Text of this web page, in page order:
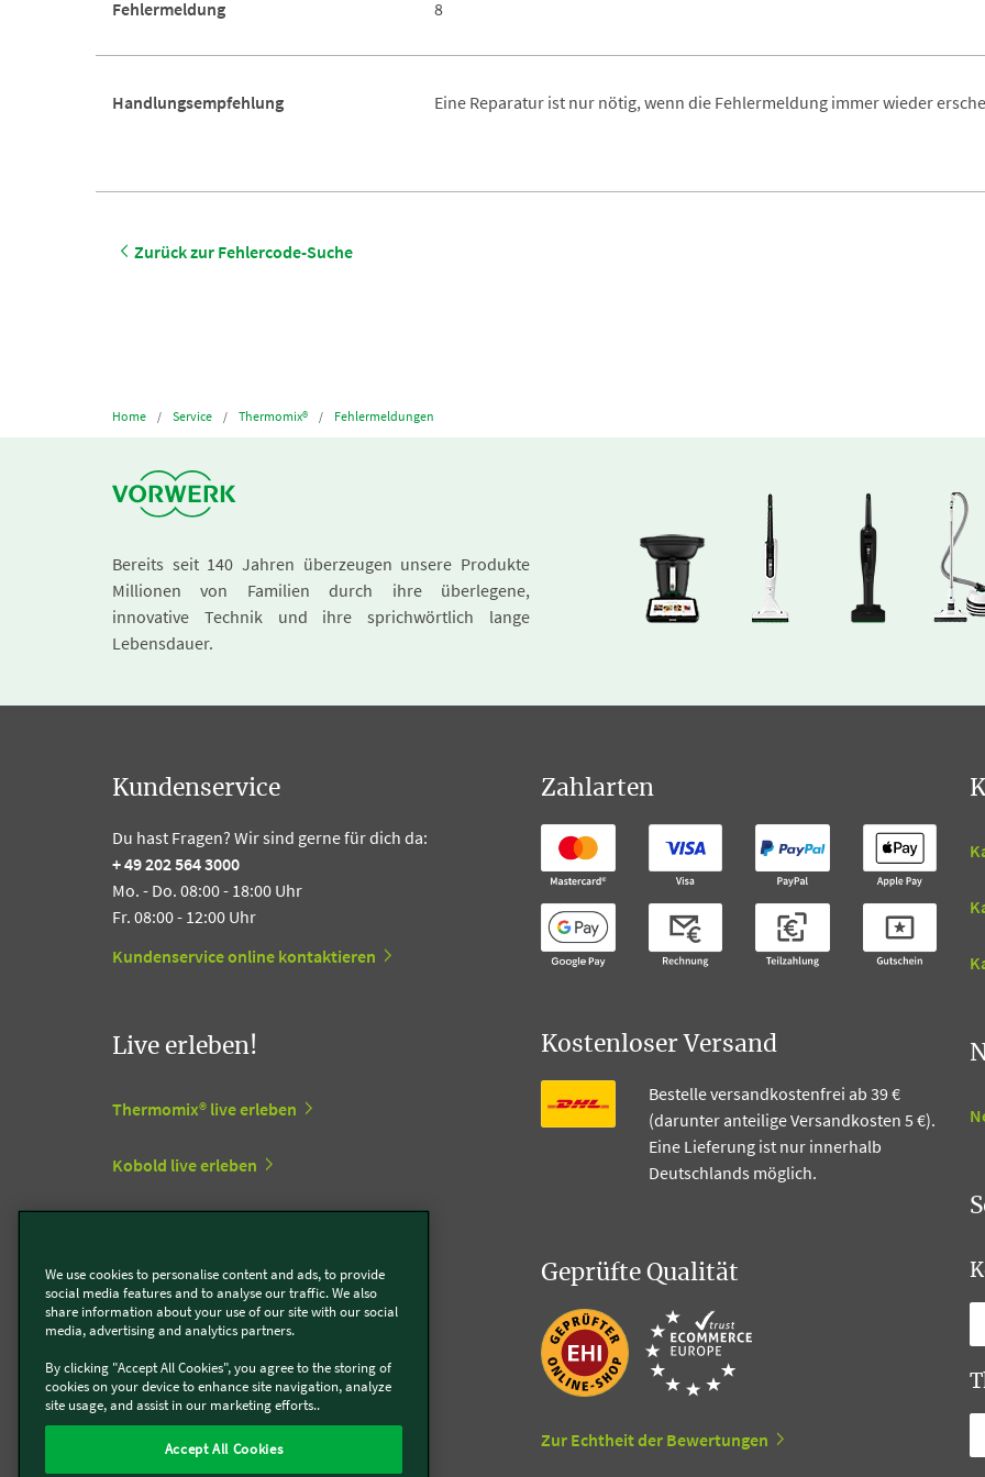
Fehlermeldung 8
Handlungsempfehlung Eine Reparatur ist nur nötig, wenn die Fehlermeldung immer wieder
Zurück zur Fehlercode-Suche
Home Service Thermomix® Fehlermeldungen
Bereits seit 140 Jahren überzeugen unsere Produkte
Millionen von Familien durch ihre überlegene,
innovative Technik und ihre sprichwörtlich lange
Lebensdauer.
Kundenservice
Du hast Fragen? Wir sind gerne für dich da:
+ 49 202 564 3000
Mo. - Do. 08:00 - 18:00 Uhr
Fr. 08:00 - 12:00 Uhr
Kundenservice online kontaktieren
Live erleben!
Thermomix® live erleben
Kobold live erleben
Support Center
Zum Vorwerk Support Center
Retourenlabel erstellen
Zahlarten
Kostenloser Versand
Bestelle versandkostenfrei ab 39 €
(darunter anteilige Versandkosten 5 €).
Eine Lieferung ist nur innerhalb
Deutschlands möglich.
Geprüfte Qualität
Zur Echtheit der Bewertungen
We use cookies to personalise content and ads, to provide
social media features and to analyse our traffic. We also
share information about your use of our site with our social
media, advertising and analytics partners.
By clicking "Accept All Cookies", you agree to the storing of
cookies on your device to enhance site navigation, analyze
site usage, and assist in our marketing efforts..
Accept All Cookies